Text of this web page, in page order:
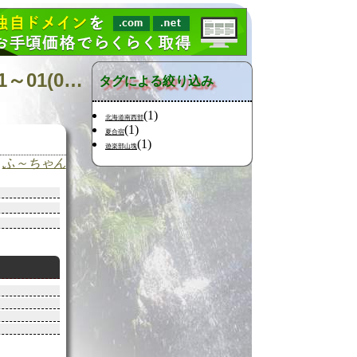
日記の検索 [タグ:山行記録 渡島半島 見市川 平田内川] 01～01(01件中)
ふ～ちゃん
タグによる絞り込み
北海道南西部(1)
夏合宿(1)
遊楽部山塊(1)